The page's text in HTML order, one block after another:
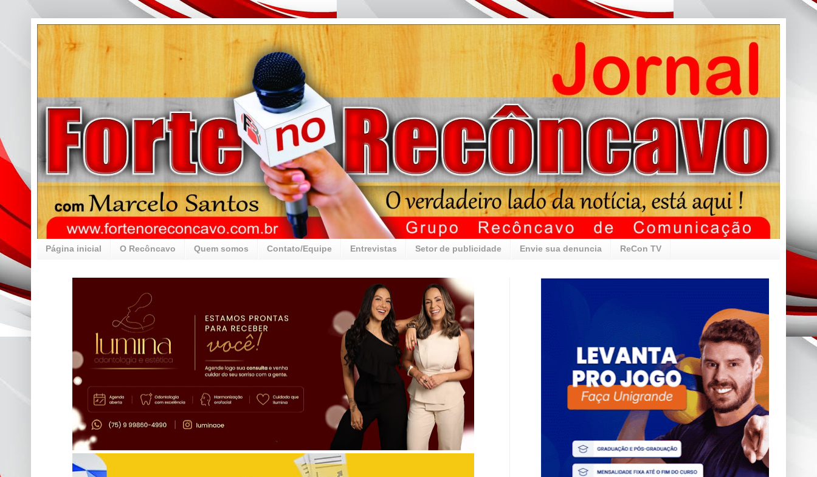
Página inicial O Recôncavo Quem somos Contato/Equipe Entrevistas Setor de publicidade Envie sua denuncia ReCon TV